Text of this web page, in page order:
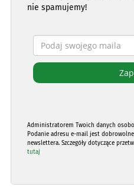
nie spamujemy!
Administratorem Twoich danych
Podanie adresu e-mail jest
newslettera. Szczegóły dotyczące
tutaj